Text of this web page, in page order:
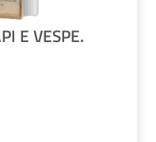
E VESPE.